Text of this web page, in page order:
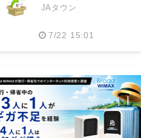
JAタウン
7/22 15:01